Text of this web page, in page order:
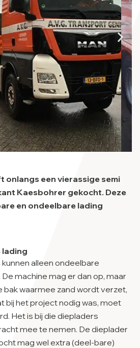
onlangs een vier­assige semi
Kaesbohrer gekocht. Deze
en ondeelbare lading
lading
alleen ondeelbare
machine mag er dan op, maar
waarmee zand wordt verzet,
bij het project nodig was, moet
Het is bij die diepladers
mee te nemen. De dieplader
mag wel extra (deel-bare)